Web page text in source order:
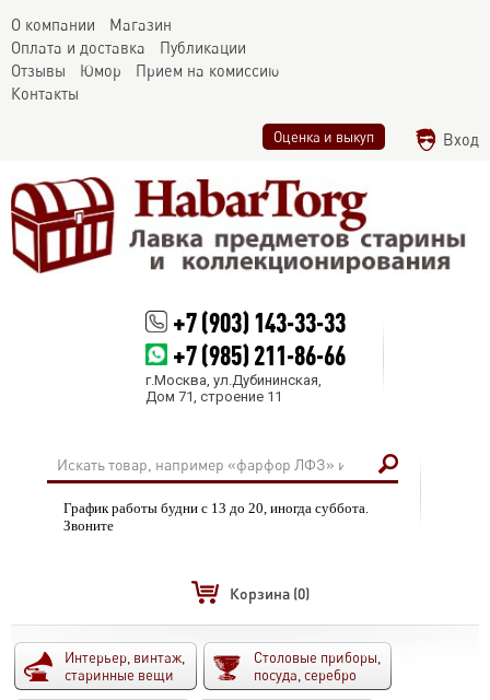
О компании
Магазин
Оплата и доставка
Публикации
Отзывы
Юмор
Прием на комиссию
Контакты
Оценка и выкуп Вход
+7 (903) 143-33-33
+7 (985) 211-86-66
г.Москва, ул.Дубининская,
Дом 71, строение 11
График работы будни с 13 до 20, иногда суббота.
Звоните
Корзина (0)
Интерьер, винтаж,
старинные вещи
Столовые приборы,
посуда, серебро